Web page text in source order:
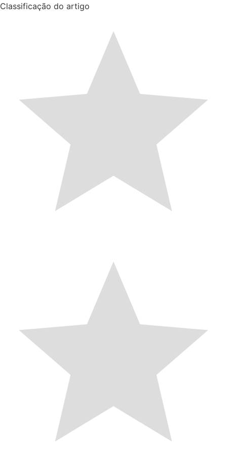
Classificação do artigo